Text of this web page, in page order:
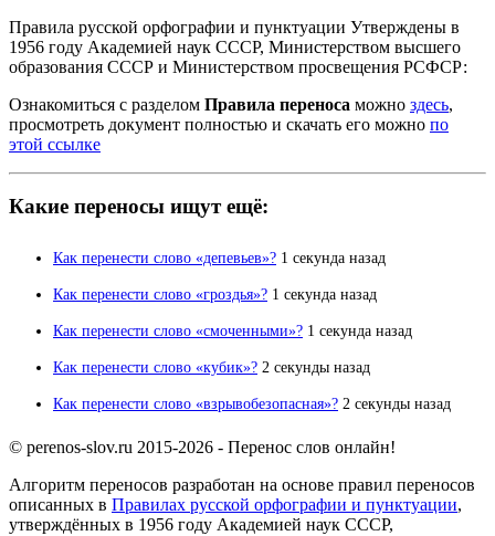
Правила русской орфографии и пунктуации Утверждены в
1956 году Академией наук СССР, Министерством высшего
образования СССР и Министерством просвещения РСФСР:
Ознакомиться с разделом Правила переноса можно здесь,
просмотреть документ полностью и скачать его можно по
этой ссылке
Какие переносы ищут ещё:
Как перенести слово «депевьев»? 1 секунда назад
Как перенести слово «гроздья»? 1 секунда назад
Как перенести слово «смоченными»? 1 секунда назад
Как перенести слово «кубик»? 2 секунды назад
Как перенести слово «взрывобезопасная»? 2 секунды назад
© perenos-slov.ru 2015-2026 - Перенос слов онлайн!
Алгоритм переносов разработан на основе правил переносов
описанных в Правилах русской орфографии и пунктуации,
утверждённых в 1956 году Академией наук СССР,